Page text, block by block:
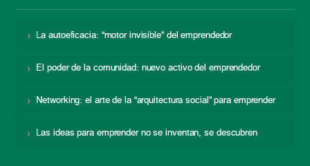
La autoeficacia: “motor invisible” del emprendedor
El poder de la comunidad: nuevo activo del emprendedor
Networking: el arte de la “arquitectura social” para emprender
Las ideas para emprender no se inventan, se descubren